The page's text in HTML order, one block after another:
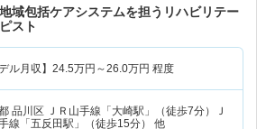
域包括ケアシステムを担うリハビリテー
スト
ル月収】 24.5万円～26.0万円 程度
品川区 ＪＲ山手線「大崎駅」（徒歩7分）Ｊ
線「五反田駅」（徒歩15分） 他